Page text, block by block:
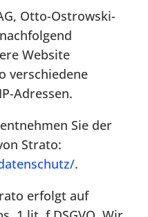
Otto-Ostrowski-
Website
verschiedene
Adressen.
Sie der
Strato:
.
erfolgt auf